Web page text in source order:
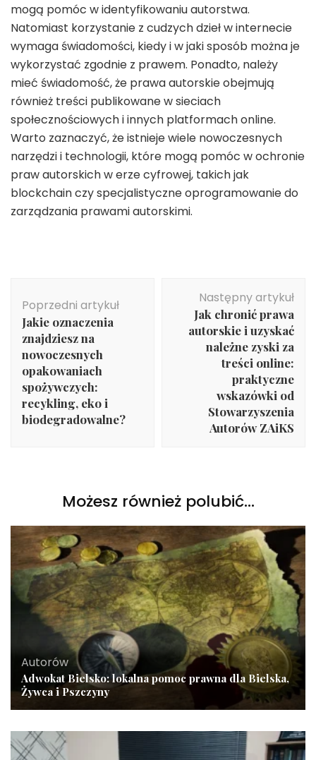
mogą pomóc w identyfikowaniu autorstwa.
Natomiast korzystanie z cudzych dzieł w internecie
wymaga świadomości, kiedy i w jaki sposób można je
wykorzystać zgodnie z prawem. Ponadto, należy
mieć świadomość, że prawa autorskie obejmują
również treści publikowane w sieciach
społecznościowych i innych platformach online.
Warto zaznaczyć, że istnieje wiele nowoczesnych
narzędzi i technologii, które mogą pomóc w ochronie
praw autorskich w erze cyfrowej, takich jak
blockchain czy specjalistyczne oprogramowanie do
zarządzania prawami autorskimi.
wpisu
Poprzedni artykuł
Jakie oznaczenia
znajdziesz na
nowoczesnych
opakowaniach
spożywczych:
recykling, eko i
biodegradowalne?
Następny artykuł
Jak chronić prawa
autorskie i uzyskać
należne zyski za
treści online:
praktyczne
wskazówki od
Stowarzyszenia
Autorów ZAiKS
Możesz również polubić…
Autorów
Adwokat Bielsko: lokalna pomoc prawna dla Bielska,
Żywca i Pszczyny